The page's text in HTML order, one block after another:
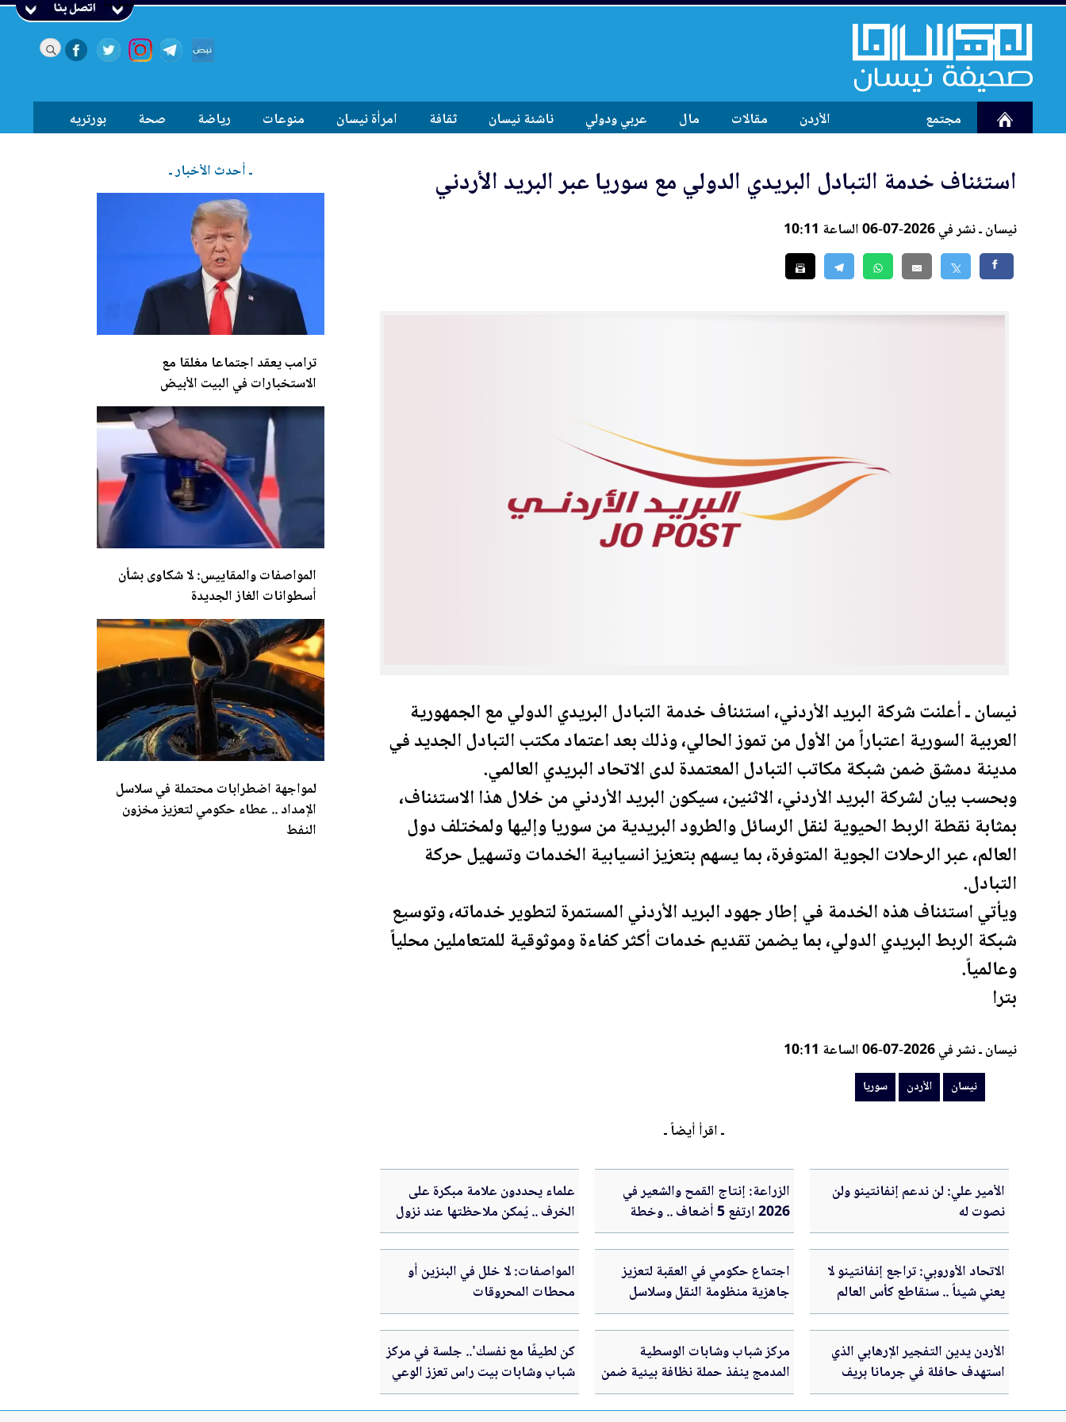
اتصل بنا
مجتمع الأردن مقالات مال عربي ودولي ناشئة نيسان ثقافة امرأة نيسان منوعات رياضة صحة بورتريه
استئناف خدمة التبادل البريدي الدولي مع سوريا عبر البريد الأردني
نيسان ـ نشر في 2026-07-06 الساعة 10:11
نيسان ـ أعلنت شركة البريدالأردني، استئناف خدمة التبادل البريدي الدولي مع الجمهورية
العربية السورية اعتباراً من الأول من تموز الحالي، وذلك بعد اعتماد مكتب التبادل الجديد في
مدينة دمشق ضمن شبكة مكاتب التبادل المعتمدة لدى الاتحاد البريدي العالمي.
وبحسب بيان لشركة البريدالأردني، الاثنين، سيكون البريدالأردني من خلال هذا الاستئناف،
بمثابة نقطة الربط الحيوية لنقل الرسائل والطرود البريدية منسورياوإليها ولمختلف دول
العالم، عبر الرحلات الجوية المتوفرة، بما يسهم بتعزيز انسيابية الخدمات وتسهيل حركة
التبادل.
ويأتي استئناف هذه الخدمة في إطار جهود البريدالأردني المستمرة لتطوير خدماته، وتوسيع
شبكة الربط البريدي الدولي، بما يضمن تقديم خدمات أكثر كفاءة وموثوقية للمتعاملين محلياً
وعالمياً.
بترا
نيسان ـ نشر في 2026-07-06 الساعة 10:11
نيسان الأردن سوريا
ـ اقرأ أيضاً ـ
الأمير علي: لن ندعم إنفانتينو ولن
نصوت له
الزراعة: إنتاج القمح والشعير في
2026 ارتفع 5 أضعاف .. وخطة
لتعزيز الأمن الغذائي
علماء يحددون علامة مبكرة على
الخرف .. يُمكن ملاحظتها عند نزول
السلالم
الاتحاد الأوروبي: تراجع إنفانتينو لا
يعني شيئاً .. سنقاطع كأس العالم
اجتماع حكومي في العقبة لتعزيز
جاهزية منظومة النقل وسلاسل
التوريد
المواصفات: لا خلل في البنزين أو
محطات المحروقات
الأردن يدين التفجير الإرهابي الذي
استهدف حافلة في جرمانا بريف
دمشق
مركز شباب وشابات الوسطية
المدمج ينفذ حملة نظافة بيئية ضمن
الاستراتيجية الوطنية للنظافة
كن لطيفًا مع نفسك'.. جلسة في مركز
شباب وشابات بيت راس تعزز الوعي
بالصحة النفسية لدى الشباب في
برنامج عقول صحية
ـ أحدث الأخبار ـ
ترامب يعقد اجتماعا مغلقا مع
الاستخبارات في البيت الأبيض
المواصفات والمقاييس: لا شكاوى بشأن
أسطوانات الغازالجديدة
لمواجهة اضطرابات محتملة في سلاسل
الإمداد .. عطاء حكومي لتعزيز مخزون
النفط